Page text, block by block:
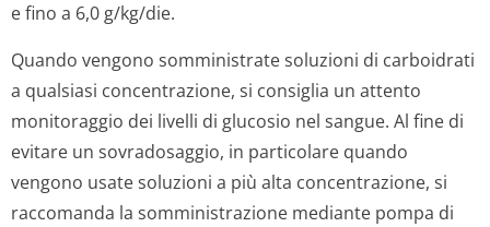
e fino a 6,0 g/kg/die.
Quando vengono somministrate soluzioni di carboidrati
a qualsiasi concentrazione, si consiglia un attento
monitoraggio dei livelli di glucosio nel sangue. Al fine di
evitare un sovradosaggio, in particolare quando
vengono usate soluzioni a più alta concentrazione, si
raccomanda la somministrazione mediante pompa di